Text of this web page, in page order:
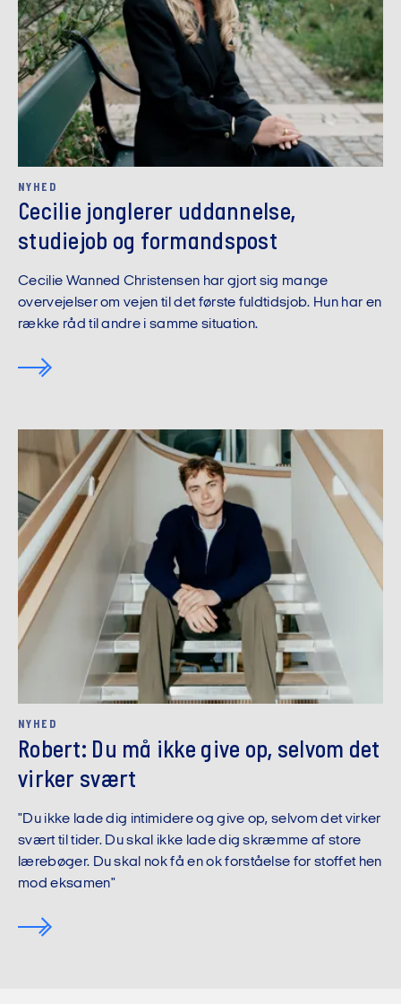
NYHED
Cecilie jonglerer uddannelse,
studiejob og formandspost
Cecilie Wanned Christensen har gjort sig mange
overvejelser om vejen til det første fuldtidsjob. Hun har en
række råd til andre i samme situation.
NYHED
Robert: Du må ikke give op, selvom det
virker svært
"Du ikke lade dig intimidere og give op, selvom det virker
svært til tider. Du skal ikke lade dig skræmme af store
lærebøger. Du skal nok få en ok forståelse for stoffet hen
mod eksamen"